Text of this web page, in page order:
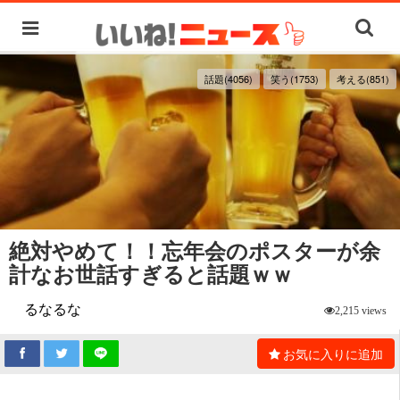
話題(4056) 笑う(1753) 考える(851)
絶対やめて！！忘年会のポスターが余
計なお世話すぎると話題ｗｗ
るなるな 2,215 views
お気に入りに追加